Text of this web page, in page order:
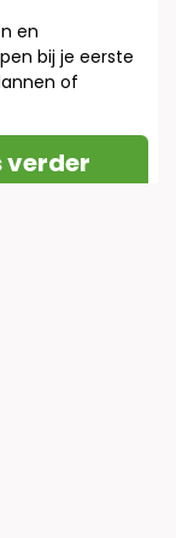
en
bij je eerste
of
verder